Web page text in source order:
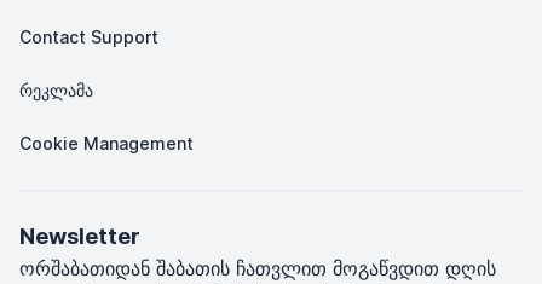
Contact Support
რეკლამა
Cookie Management
Newsletter
ორშაბათიდან შაბათის ჩათვლით მოგაწვდით დღის